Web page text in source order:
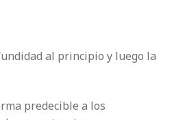
al principio y luego la
predecible a los